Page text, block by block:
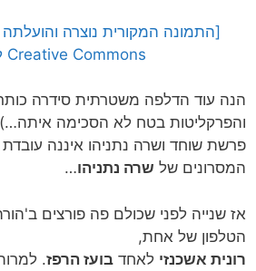
Creative Commons להפצה, תחת רישיון זהה, גרסה: CC BY-SA 3.0]
הנה עוד הדלפה משטרתית סידרה
והפרקליטות בטח לא הסכימה
פרשת שוחד ושרה נתניהו איננה
המסרונים של שרה נתניהו…
אז שנייה לפני שכולם פה פורצים
הטלפון של אחת,
רונית אשכנזי לאחד בועז הרפז.